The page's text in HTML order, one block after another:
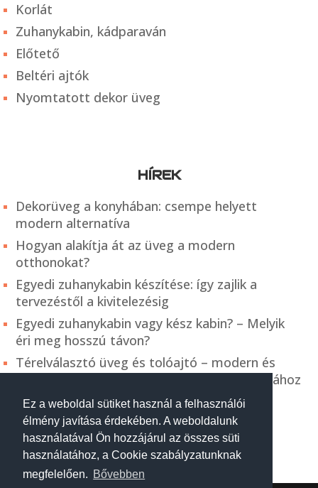
Ez a weboldal sütiket használ a felhasználói
élmény javítása érdekében. A weboldalunk
használatával Ön hozzájárul az összes süti
használatához, a Cookie szabályzatunknak
megfelelően. Bővebben
Korlát
Zuhanykabin, kádparaván
Előtető
Beltéri ajtók
Nyomtatott dekor üveg
HÍREK
Dekorüveg a konyhában: csempe helyett
modern alternatíva
Hogyan alakítja át az üveg a modern
otthonokat?
Egyedi zuhanykabin készítése: így zajlik a
tervezéstől a kivitelezésig
Egyedi zuhanykabin vagy kész kabin? – Melyik
éri meg hosszú távon?
Térelválasztó üveg és tolóajtó – modern és
praktikus megoldás a belső terek kialakításához